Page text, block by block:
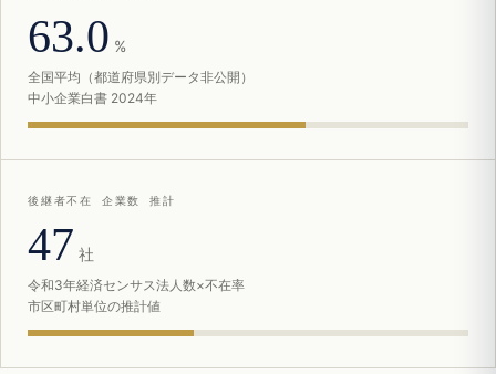
63.0 %
全国平均（都道府県別データ非公開）
中小企業白書 2024年
後継者不在 企業数 推計
47 社
令和3年経済センサス法人数×不在率
市区町村単位の推計値